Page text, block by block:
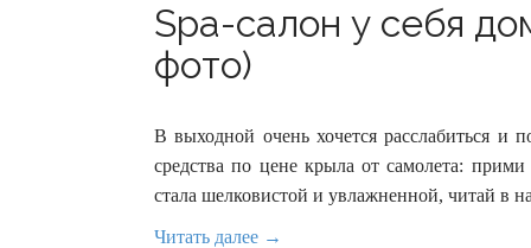
Spa-салон у себя
фото)
В выходной очень хочется расслабиться и
средства по цене крыла от самолета:
стала шелковистой и увлажненной, читай в
Читать далее →